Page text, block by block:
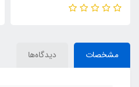
مشخصات دیدگاه‌ها